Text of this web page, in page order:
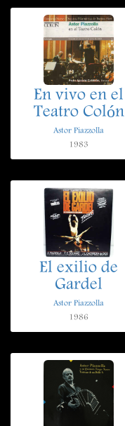
En vivo en el
Teatro Colón
Astor Piazzolla
1983
El exilio de
Gardel
Astor Piazzolla
1986